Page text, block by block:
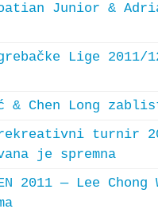
Junior &
Lige 2011/
& Chen Long
rekreativni turnir
je spremna
2011 — Lee